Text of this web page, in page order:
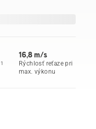
1
16,8 m/s
Rýchlosť reťaze pri
max. výkonu